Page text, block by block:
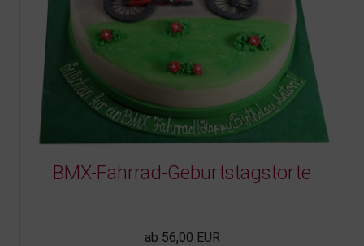
BMX-Fahrrad-Geburtstagstorte
ab 56,00 EUR